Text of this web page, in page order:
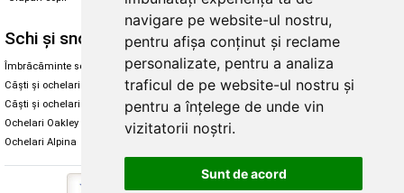
navigare pe website-ul nostru,
pentru afișa conținut și reclame
personalizate, pentru a analiza
traficul de pe website-ul nostru și
pentru a înțelege de unde vin
vizitatorii noștri.
Sunt de acord
Enuff Skateboards
Schi și snowboard
Îmbrăcăminte schi și snowboard
Căști și ochelari de iarnă
Căști și ochelari Alpina
Ochelari Oakley
Ochelari Alpina
Diverse
Cum aleg rolele
Cum aleg ochelarii
Ochelari de soare Oakley
Ochelari de soare Alpina